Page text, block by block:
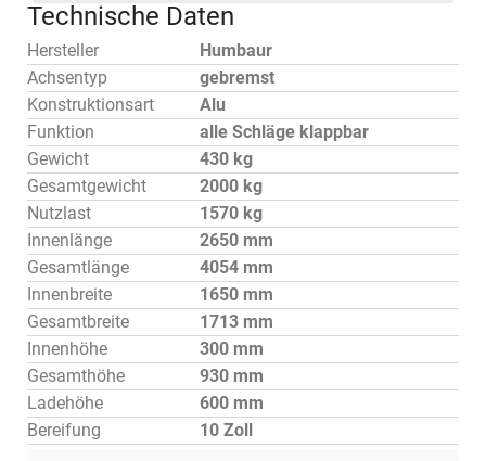
Technische Daten
Hersteller
Humbaur
Achsentyp
gebremst
Konstruktionsart
Alu
Funktion
alle Schläge klappbar
Gewicht
430 kg
Gesamtgewicht
2000 kg
Nutzlast
1570 kg
Innenlänge
2650 mm
Gesamtlänge
4054 mm
Innenbreite
1650 mm
Gesamtbreite
1713 mm
Innenhöhe
300 mm
Gesamthöhe
930 mm
Ladehöhe
600 mm
Bereifung
10 Zoll